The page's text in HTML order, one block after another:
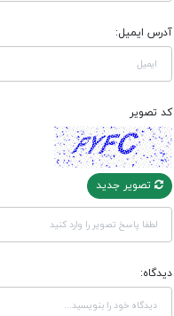
آدرس ایمیل:
کد تصویر
تصویر جدید
دیدگاه: